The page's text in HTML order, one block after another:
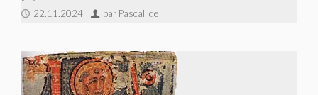
22.11.2024 par Pascal Ide